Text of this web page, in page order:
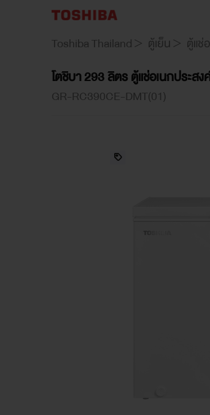
RC390CE-Toshiba Thailand ตู้เย็น ตู้แช่
โตชิบา 293 ลิตร ตู้แช่อเนกประส
GR-RC390CE-DMT(01)